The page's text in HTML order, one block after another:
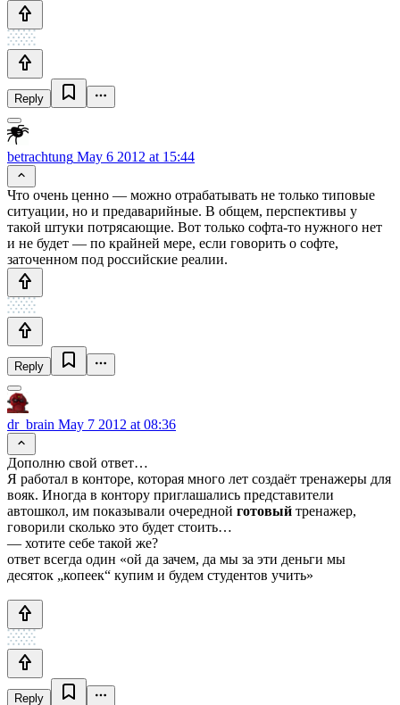
Reply
betrachtung May 6 2012 at 15:44
Что очень ценно — можно отрабатывать не только типовые
ситуации, но и предаварийные. В общем, перспективы у
такой штуки потрясающие. Вот только софта-то нужного нет
и не будет — по крайней мере, если говорить о софте,
заточенном под российские реалии.
Reply
dr_brain May 7 2012 at 08:36
Дополню свой ответ…
Я работал в конторе, которая много лет создаёт тренажеры для
вояк. Иногда в контору приглашались представители
автошкол, им показывали очередной готовый тренажер,
говорили сколько это будет стоить…
— хотите себе такой же?
ответ всегда один «ой да зачем, да мы за эти деньги мы
десяток „копеек“ купим и будем студентов учить»
Reply